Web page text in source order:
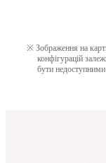
Зображення на
конфігурацій
бути недоступними